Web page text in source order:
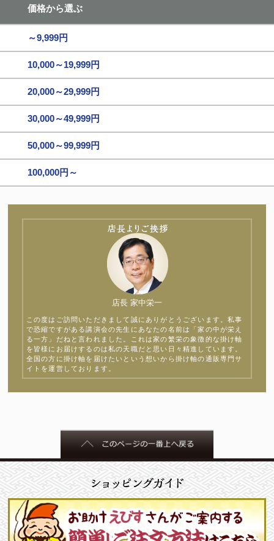
価格から選ぶ
～9,999円
10,000～19,999円
20,000～29,999円
30,000～49,999円
50,000～99,999円
100,000円～
店長 家中栄一
この度はご訪問いただきまして誠にありがとうございます。私事
で恐縮ですがある講演会の先生にあなたの名前は「家の中が栄え
る一方」だねと言われました。これは家の繁栄の象徴的な掛け軸
を皆様にお届けするのは私の天職だと思い日々精進しています。
全国の方に掛け軸を届けたいという想いから掛け軸の通販専門サ
イトを運営しております。